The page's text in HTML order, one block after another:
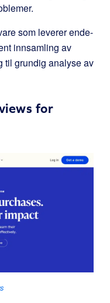
som leverer ende-
innsamling av
til grundig analyse av
for